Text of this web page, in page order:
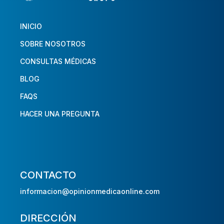
INICIO
SOBRE NOSOTROS
CONSULTAS MÉDICAS
BLOG
FAQS
HACER UNA PREGUNTA
CONTACTO
informacion@opinionmedicaonline.com
DIRECCIÓN